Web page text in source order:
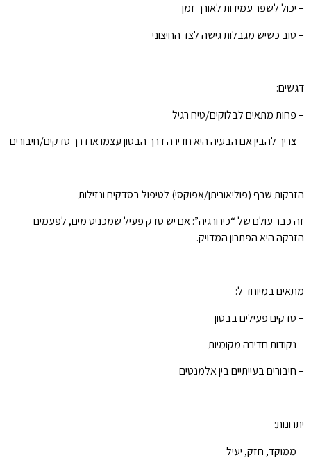
– יכול לשפר עמידות לאורך זמן
– טוב כשיש מגבלות גישה לצד החיצוני
דגשים:
– פחות מתאים לבלוקים/טיח רגיל
– צריך להבין אם הבעיה היא חדירה דרך הבטון עצמו או דרך סדקים/חיבורים
הזרקות שרף (פוליאוריתן/אפוקסי) לטיפול בסדקים ונזילות
זה כבר עולם של “כירורגיה”: אם יש סדק פעיל שמכניס מים, לפעמים
הזרקה היא הפתרון המדויק.
מתאים במיוחד ל:
– סדקים פעילים בבטון
– נקודות חדירה מקומיות
– חיבורים בעייתיים בין אלמנטים
יתרונות:
– ממוקד, חזק, יעיל